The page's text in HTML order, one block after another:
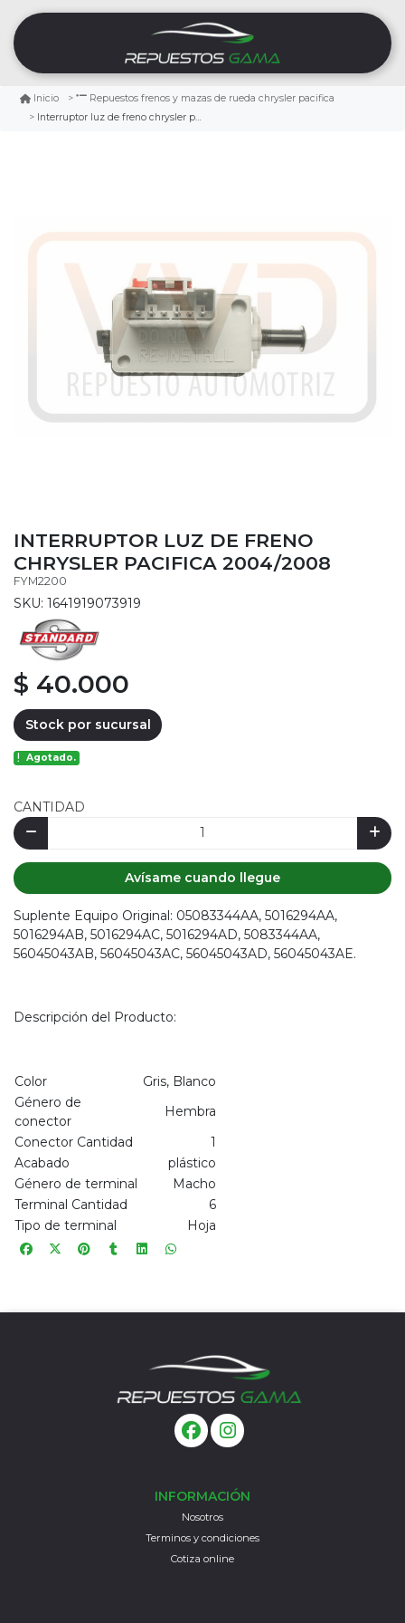
Inicio
Repuestos frenos y mazas de rueda chrysler pacifica
Interruptor luz de freno chrysler pacifica 2004/2008
INTERRUPTOR LUZ DE FRENO
CHRYSLER PACIFICA 2004/2008
FYM2200
SKU: 1641919073919
$ 40.000
Stock por sucursal
Agotado.
CANTIDAD
Avísame cuando llegue
Suplente Equipo Original: 05083344AA, 5016294AA,
5016294AB, 5016294AC, 5016294AD, 5083344AA,
56045043AB, 56045043AC, 56045043AD, 56045043AE.
Descripción del Producto:
Color
Gris, Blanco
Género de
conector
Hembra
Conector Cantidad
1
Acabado
plástico
Género de terminal
Macho
Terminal Cantidad
6
Tipo de terminal
Hoja
INFORMACIÓN
Nosotros
Terminos y condiciones
Cotiza online